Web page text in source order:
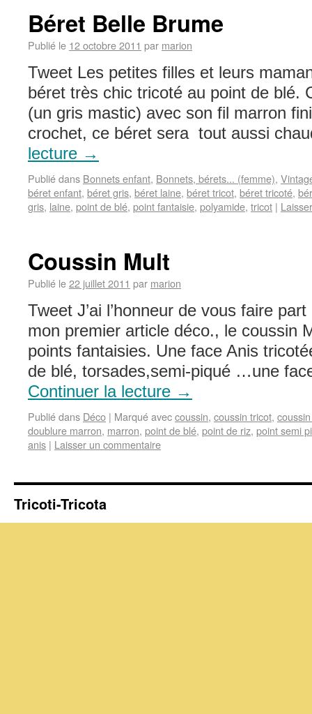
Béret Belle Brume
Publié le 12 octobre 2011 par marion
Tweet Les petites filles et leurs
béret très chic tricoté au point de blé.
(un gris mastic) avec son fil marron
crochet, ce béret sera tout aussi
lecture →
Publié dans Bonnets enfant, Bonnets, bérets... (femme),
béret enfant, béret gris, béret laine, béret tricot, béret tricoté,
gris, laine, point de blé, point fantaisie, polyamide, tricot |
Coussin Mult
Publié le22 juillet 2011 par marion
Tweet J’ai l’honneur de vous faire
mon premier article déco., le coussin
points fantaisies. Une face Anis
de blé, torsades,semi-piqué …une
Continuer la lecture →
Publié dans Déco | Marqué aveccoussin, coussin tricot,
doublure marron, marron, point de blé, point de riz, point semi
anis | Laisser un commentaire
Tricoti-Tricota